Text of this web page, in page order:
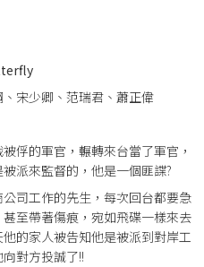
宋少卿、范瑞君、蕭正偉
被俘的軍官，輾轉來台當了軍官，
派來監督的，他是一個匪諜?
公司工作的先生，每次回台都要急
至帶著傷痕，宛如飛碟一樣來去
的家人被告知他是被派到對岸工
對方投誠了!!